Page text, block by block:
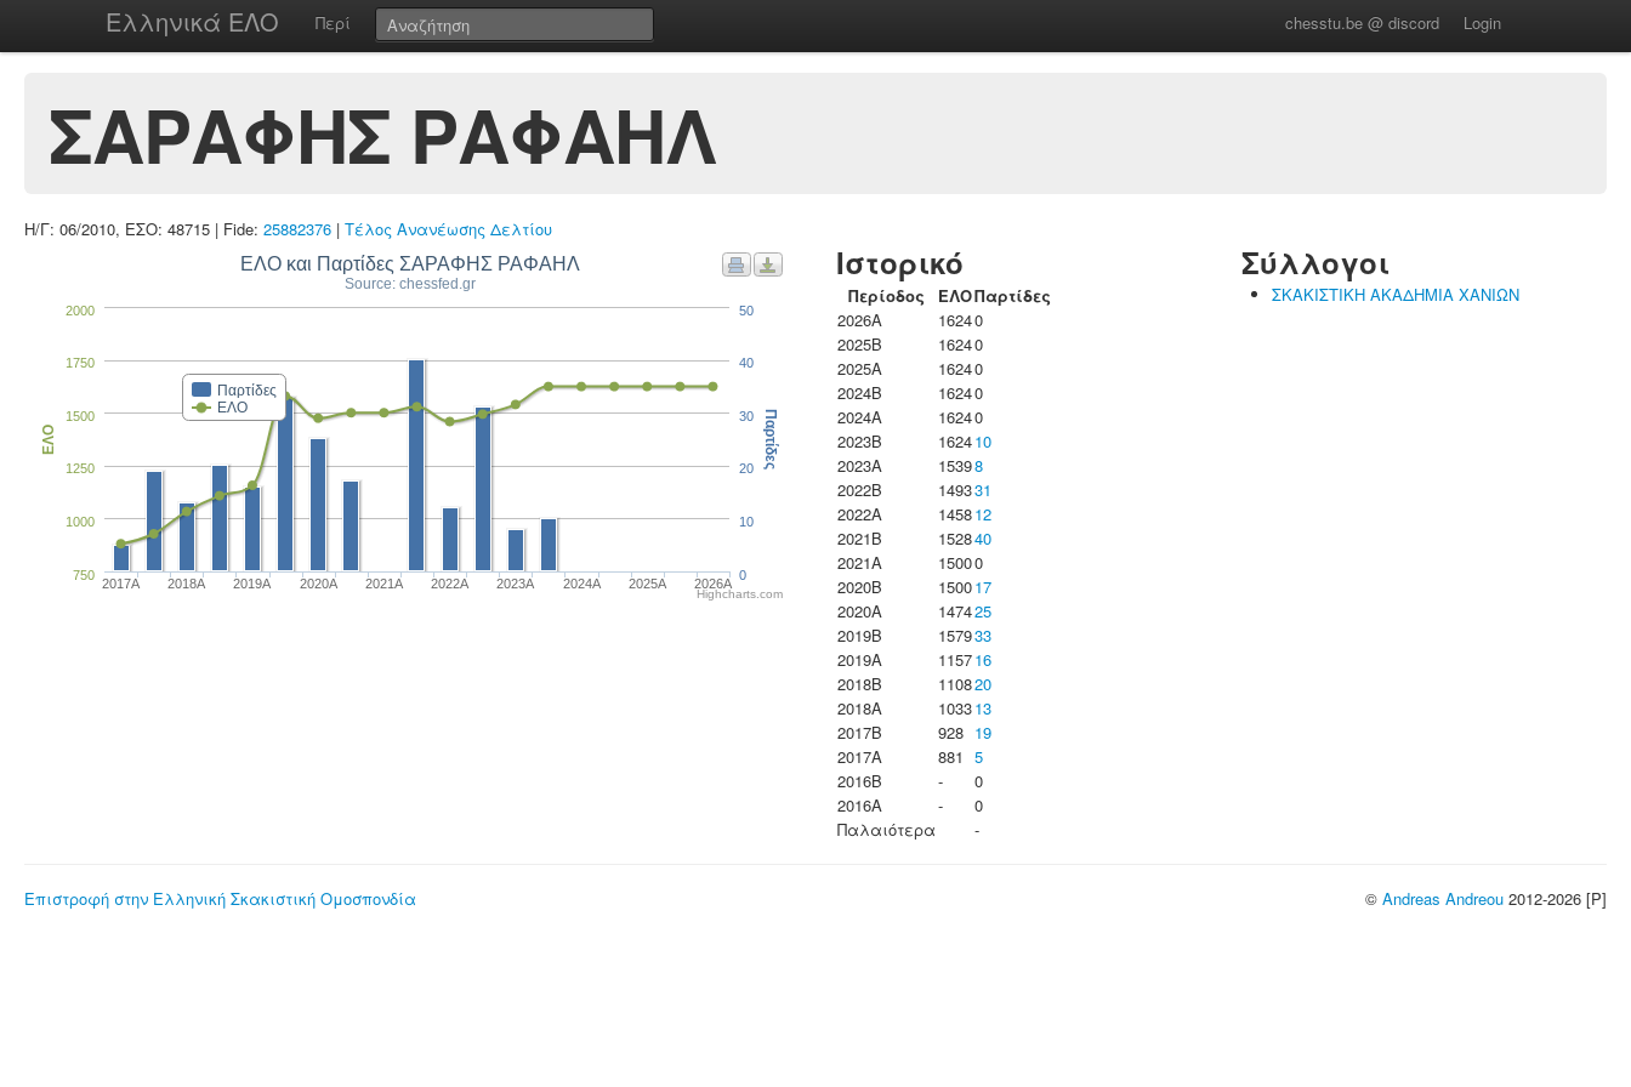
Ελληνικά ΕΛΟ Περί chesstu.be @ discord Login
ΣΑΡΑΦΗΣ ΡΑΦΑΗΛ
Η/Γ: 06/2010, ΕΣΟ: 48715 | Fide: 25882376 | Τέλος Ανανέωσης Δελτίου
ΕΛΟ και Παρτίδες ΣΑΡΑΦΗΣ ΡΑΦΑΗΛ
Source: chessfed.gr
Παρτίδες
ΕΛΟ
2017A 2018A 2019A 2020A 2021A 2022A 2023Α 2024A 2025A 2026A
1000
750
1250
1500
1750
2000
ΕΛΟ
0
10
20
30
40
50
Παρτίδες
Highcharts.com
Ιστορικό
Περίοδος ΕΛΟΠαρτίδες
2026A
16240
2025B
16240
2025A
16240
2024B
16240
2024A
16240
2023B
162410
2023Α
15398
2022B
149331
2022A
145812
2021B
152840
2021A
15000
2020B
150017
2020A
147425
2019B
157933
2019A
115716
2018B
110820
2018A
103313
2017B
928 19
2017A
881 5
2016B
-
0
2016A
-
0
Παλαιότερα
-
Σύλλογοι
ΣΚΑΚΙΣΤΙΚΗ ΑΚΑΔΗΜΙΑ ΧΑΝΙΩΝ
Επιστροφή στην Ελληνική Σκακιστική Ομοσπονδία © Andreas Andreou 2012-2026 [P]